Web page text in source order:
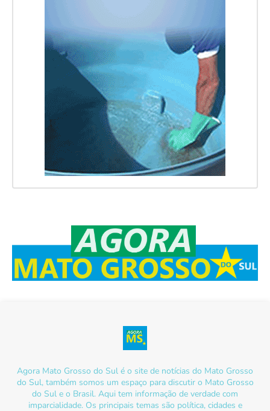
Agora Mato Grosso do Sul é o site de notícias do Mato Grosso
do Sul, também somos um espaço para discutir o Mato Grosso
do Sul e o Brasil. Aqui tem informação de verdade com
imparcialidade. Os principais temas são política, cidades e